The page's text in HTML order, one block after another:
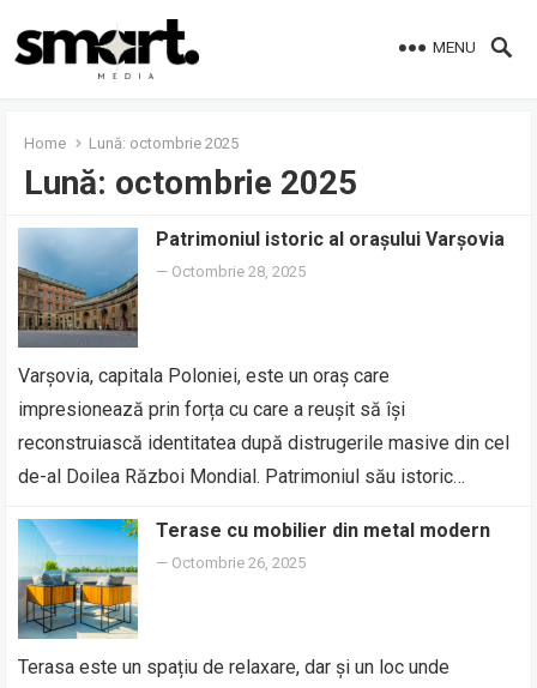
MENU
Home Lună: octombrie 2025
Lună: octombrie 2025
Patrimoniul istoric al orașului Varșovia
— Octombrie 28, 2025
Varșovia, capitala Poloniei, este un oraș care
impresionează prin forța cu care a reușit să își
reconstruiască identitatea după distrugerile masive din cel
de-al Doilea Război Mondial. Patrimoniul său istoric…
Terase cu mobilier din metal modern
— Octombrie 26, 2025
Terasa este un spațiu de relaxare, dar și un loc unde